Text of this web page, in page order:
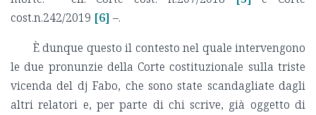
cost.n.242/2019 [6] –.
È dunque questo il contesto nel quale intervengono
le due pronunzie della Corte costituzionale sulla triste
vicenda del dj Fabo, che sono state scandagliate dagli
altri relatori e, per parte di chi scrive, già oggetto di